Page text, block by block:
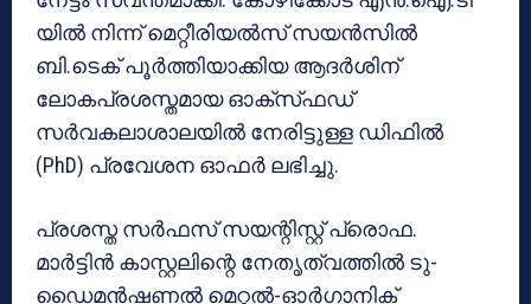
യിൽ നിന്ന് മെറ്റീരിയൽസ് സയൻസിൽ
ബി.ടെക് പൂർത്തിയാക്കിയ ആദർശിന്
ലോകപ്രശസ്തമായ ഓക്‌സ്‌ഫഡ്
സർവകലാശാലയിൽ നേരിട്ടുള്ള ഡിഫിൽ
(PhD) പ്രവേശന ഓഫർ ലഭിച്ചു.
പ്രശസ്ത സർഫസ് സയന്റിസ്റ്റ് പ്രൊഫ.
മാർട്ടിൻ കാസ്റ്റലിന്റെ നേതൃത്വത്തിൽ ടു-
ഡൈമൻഷണൽ മെറ്റൽ-ഓർഗാനിക്